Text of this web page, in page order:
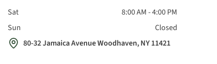
Sat
8:00 AM - 4:00 PM
Sun
Closed
80-32 Jamaica Avenue Woodhaven, NY 11421